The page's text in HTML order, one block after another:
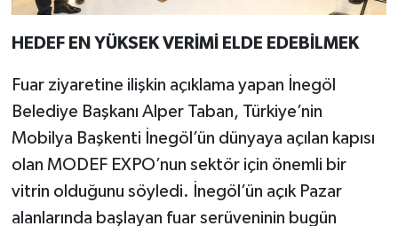
HEDEF EN YÜKSEK VERİMİ ELDE EDEBİLMEK
Fuar ziyaretine ilişkin açıklama yapan İnegöl
Belediye Başkanı Alper Taban, Türkiye’nin
Mobilya Başkenti İnegöl’ün dünyaya açılan kapısı
olan MODEF EXPO’nun sektör için önemli bir
vitrin olduğunu söyledi. İnegöl’ün açık Pazar
alanlarında başlayan fuar serüveninin bugün